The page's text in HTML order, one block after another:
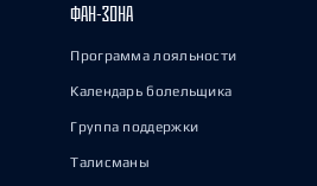
ФАН-ЗОНА
Программа лояльности
Календарь болельщика
Группа поддержки
Талисманы